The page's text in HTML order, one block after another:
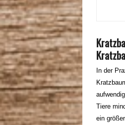
In der
Tiere
ein